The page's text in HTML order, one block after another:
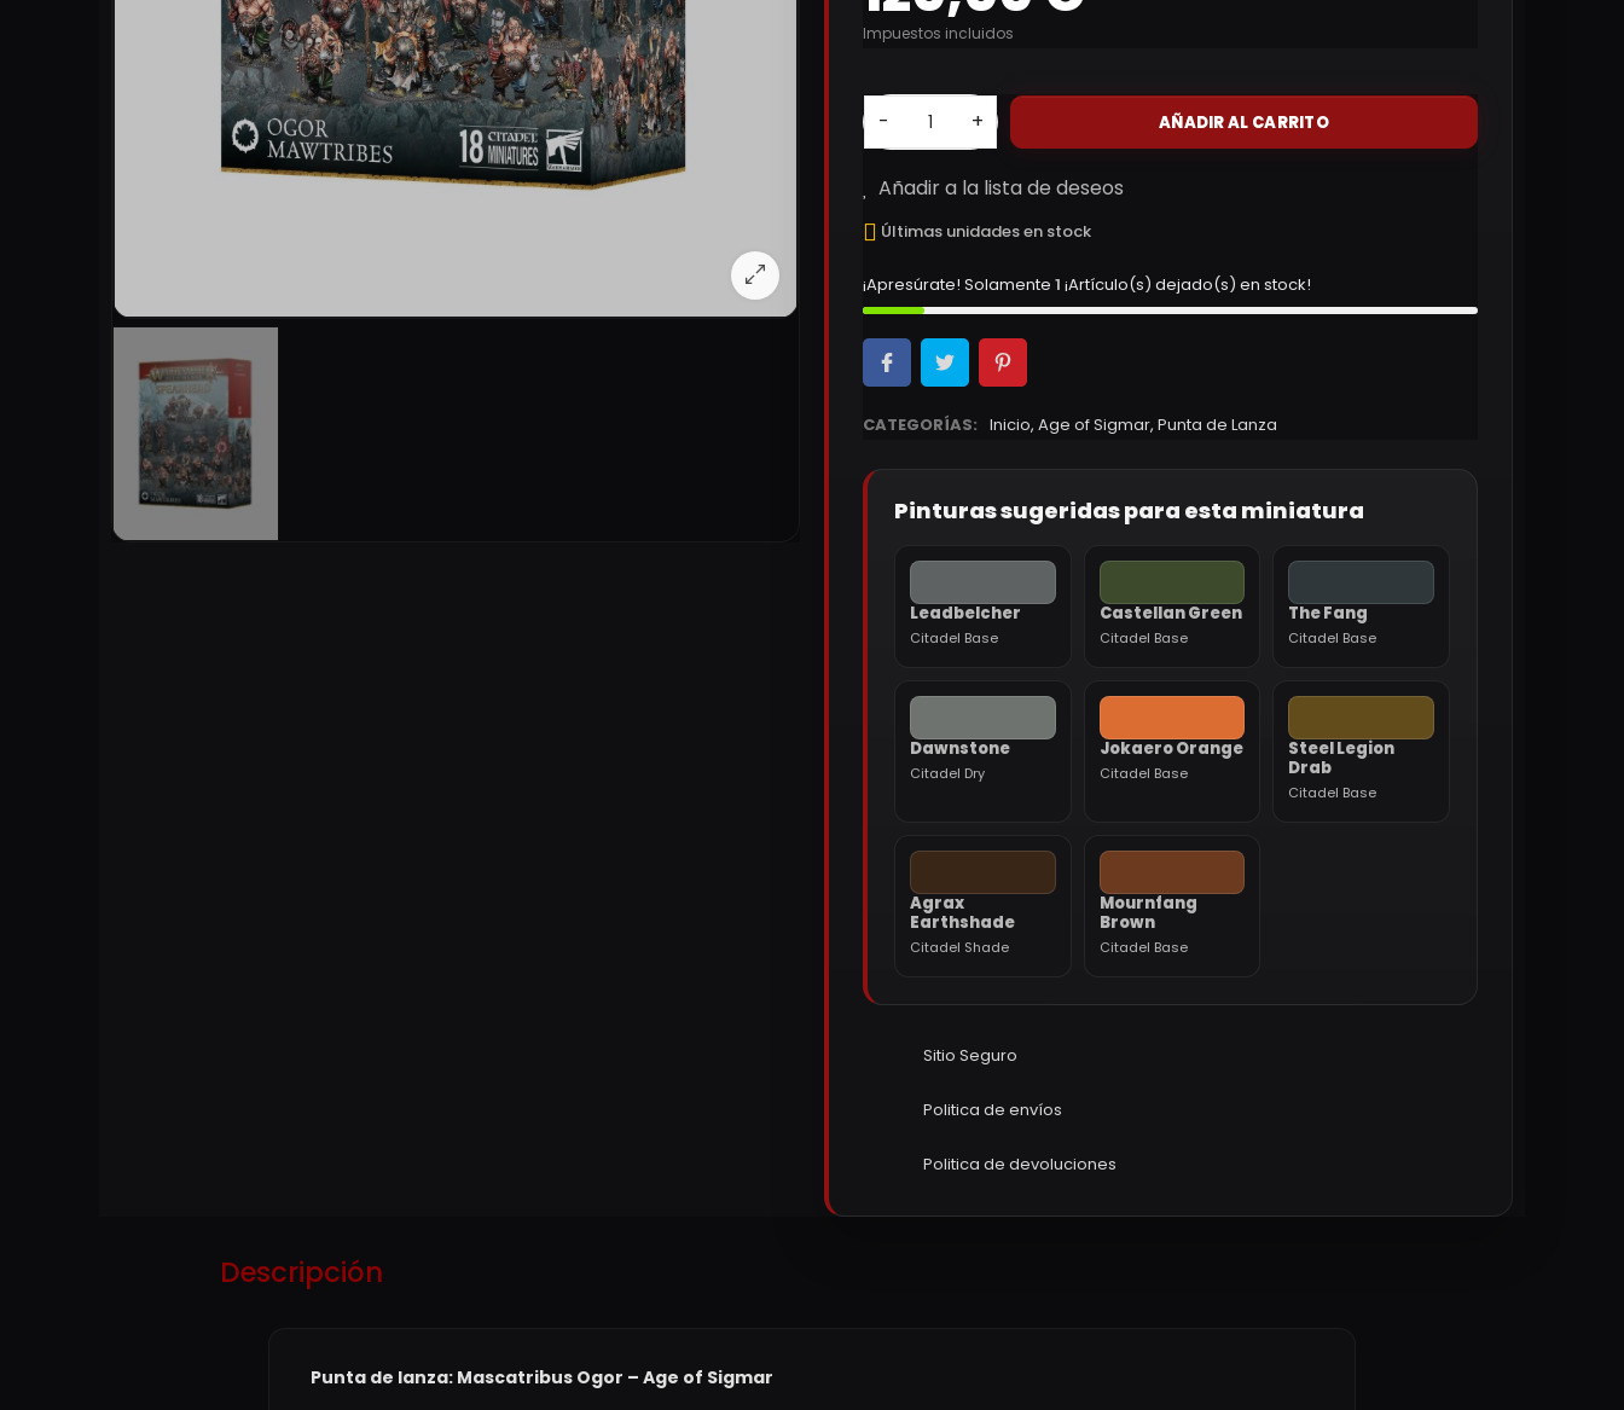
Impuestos incluidos
- + AÑADIR AL CARRITO
Añadir a la lista de deseos
Últimas unidades en stock
¡Apresúrate! Solamente 1 ¡Artículo(s) dejado(s) en stock!
CATEGORÍAS: Inicio, Age of Sigmar, Punta de Lanza
Pinturas sugeridas para esta miniatura
Leadbelcher
Citadel Base
Castellan Green
Citadel Base
The Fang
Citadel Base
Dawnstone
Citadel Dry
Jokaero Orange
Citadel Base
Steel Legion
Drab
Citadel Base
Agrax
Earthshade
Citadel Shade
Mournfang
Brown
Citadel Base
Sitio Seguro
Politica de envíos
Politica de devoluciones
Descripción
Punta de lanza: Mascatribus Ogor – Age of Sigmar